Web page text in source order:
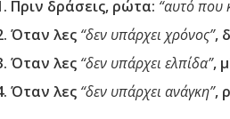
Πριν δράσεις, ρώτα: “αυτό που
Όταν λες “δεν υπάρχει χρόνος”,
Όταν λες “δεν υπάρχει ελπίδα”,
Όταν λες “δεν υπάρχει ανάγκη”,